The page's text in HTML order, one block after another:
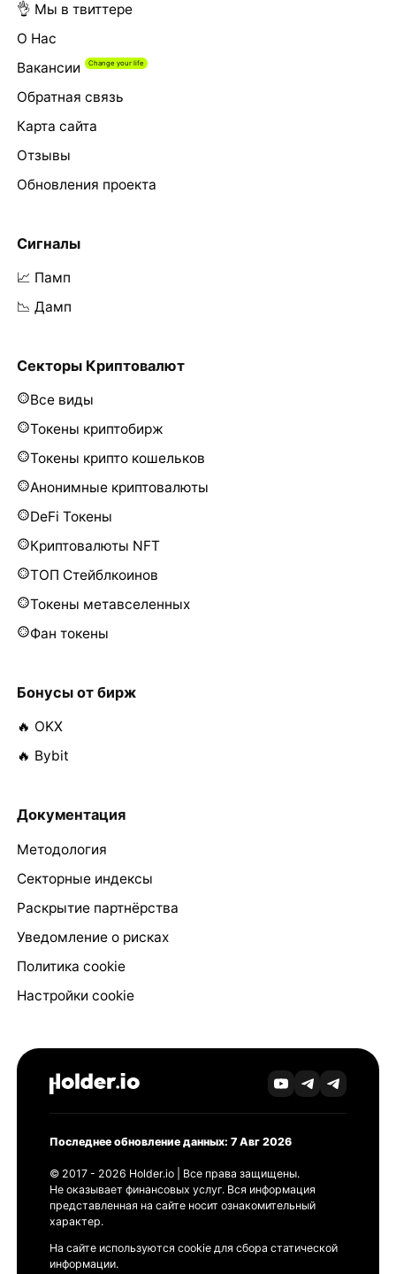
👌 Мы в твиттере
О Нас
Вакансии
Обратная связь
Карта сайта
Отзывы
Обновления проекта
Сигналы
📈 Памп
📉 Дамп
Секторы Криптовалют
Все виды
Токены криптобирж
Токены крипто кошельков
Анонимные криптовалюты
DeFi Токены
Криптовалюты NFT
ТОП Стейблкоинов
Токены метавселенных
Фан токены
Бонусы от бирж
🔥 OKX
🔥 Bybit
Документация
Методология
Секторные индексы
Раскрытие партнёрства
Уведомление о рисках
Политика cookie
Настройки cookie
Последнее обновление данных: 7 Авг 2026
© 2017 - 2026 Holder.io | Все права защищены.
Не оказывает финансовых услуг. Вся информация
представленная на сайте носит ознакомительный
характер.
На сайте используются cookie для сбора статической
информации.